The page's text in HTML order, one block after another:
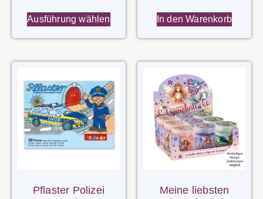
Ausführung wählen In den Warenkorb
Pflaster Polizei
Meine liebsten